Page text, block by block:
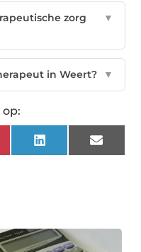
zorg
▼
in Weert? ▼
LinkedIn Email